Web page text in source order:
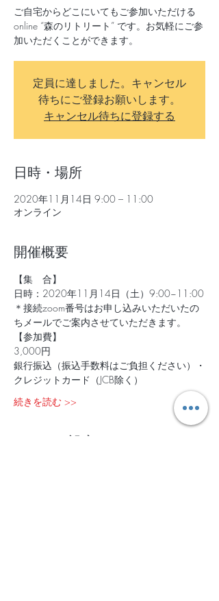
ご自宅からどこにいてもご参加いただける
online “森のリトリート” です。お気軽にご参
加いただくことができます。
定員に達しました。キャンセル
待ちにご登録お願いします。
キャンセル待ちに登録する
日時・場所
2020年11月14日 9:00 – 11:00
オンライン
開催概要
【集　合】
日時：2020年11月14日（土）9:00~11:00
＊接続zoom番号はお申し込みいただいたの
ちメールでご案内させていただきます。
【参加費】
3,000円
銀行振込（振込手数料はご負担ください）・
クレジットカード（JCB除く）
続きを読む >>
チケット設定